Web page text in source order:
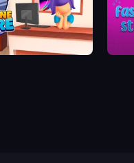
My Phone Store